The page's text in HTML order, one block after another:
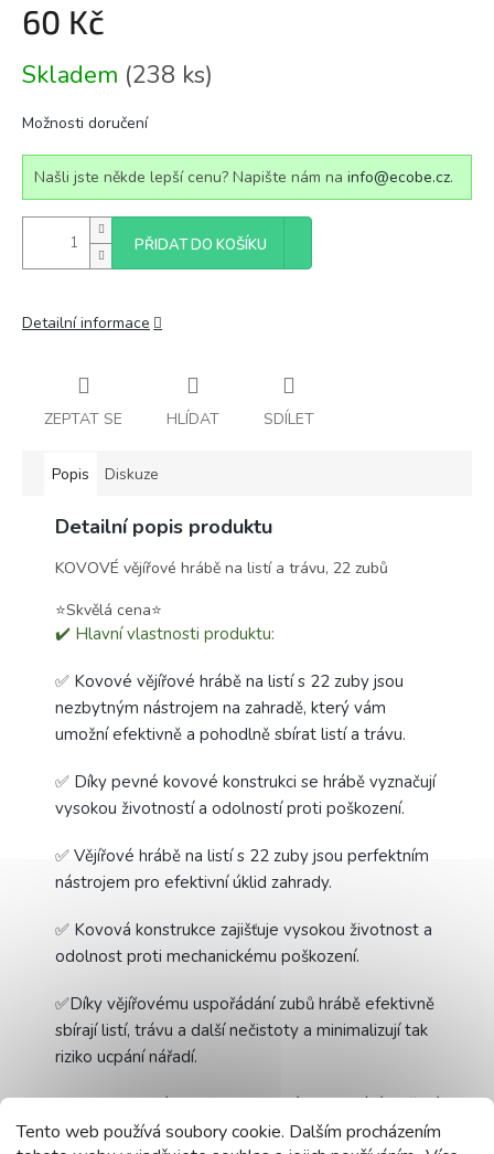
Tento web používá soubory cookie. Dalším procházením
60 Kč
cena:
Skladem (238 ks)
Možnosti doručení
Našli jste někde lepší cenu? Napište nám na info@ecobe.cz.
PŘIDAT DO KOŠÍKU
Detailní informace
ZEPTAT SE HLÍDAT SDÍLET
Popis Diskuze
Detailní popis produktu
KOVOVÉ vějířové hrábě na listí a trávu, 22 zubů
⭐️Skvělá cena⭐️
✔️ Hlavní vlastnosti produktu:
✅ Kovové vějířové hrábě na listí s 22 zuby jsou
nezbytným nástrojem na zahradě, který vám
umožní efektivně a pohodlně sbírat listí a trávu.
✅ Díky pevné kovové konstrukci se hrábě vyznačují
vysokou životností a odolností proti poškození.
✅ Vějířové hrábě na listí s 22 zuby jsou perfektním
nástrojem pro efektivní úklid zahrady.
✅ Kovová konstrukce zajišťuje vysokou životnost a
odolnost proti mechanickému poškození.
✅Díky vějířovému uspořádání zubů hrábě efektivně
sbírají listí, trávu a další nečistoty a minimalizují tak
riziko ucpání nářadí.
✅ Ergonomický design a precizní zpracování zajišťují
komfort používání a efektivitu práce. Hrábě jsou